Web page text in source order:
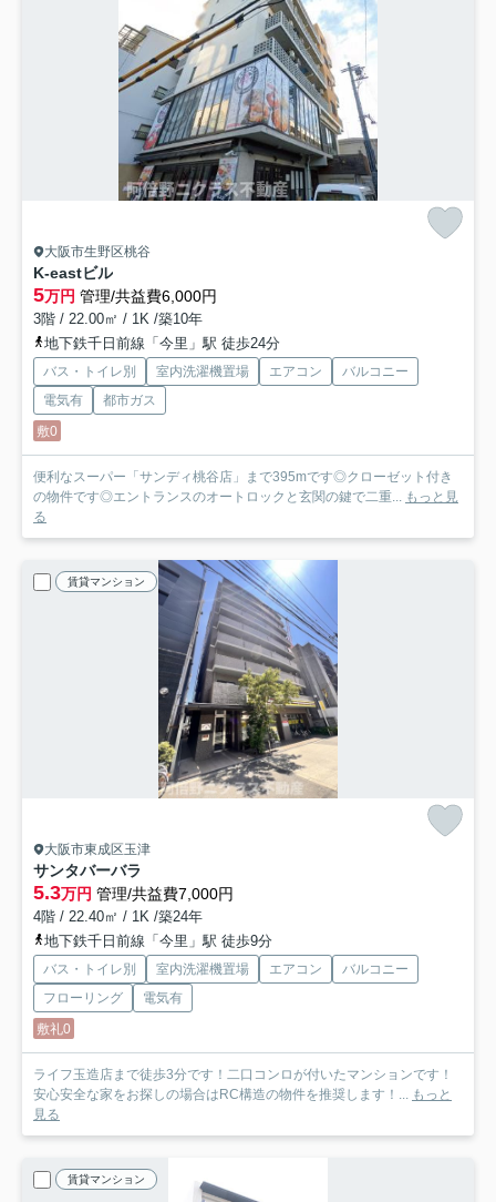
大阪市生野区桃谷
K-eastビル
5万円 管理/共益費6,000円
3階 / 22.00㎡ / 1K /築10年
地下鉄千日前線「今里」駅 徒歩24分
バス・トイレ別 室内洗濯機置場 エアコン
バルコニー
電気有
都市ガス
敷0
便利なスーパー「サンディ桃谷店」まで395mです◎クローゼット付き
の物件です◎エントランスのオートロックと玄関の鍵で二重... もっと見
る
賃貸マンション
大阪市東成区玉津
サンタバーバラ
5.3万円 管理/共益費7,000円
4階 / 22.40㎡ / 1K /築24年
地下鉄千日前線「今里」駅 徒歩9分
バス・トイレ別 室内洗濯機置場 エアコン
バルコニー
フローリング
電気有
敷礼0
ライフ玉造店まで徒歩3分です！二口コンロが付いたマンションです！
安心安全な家をお探しの場合はRC構造の物件を推奨します！... もっと
見る
賃貸マンション